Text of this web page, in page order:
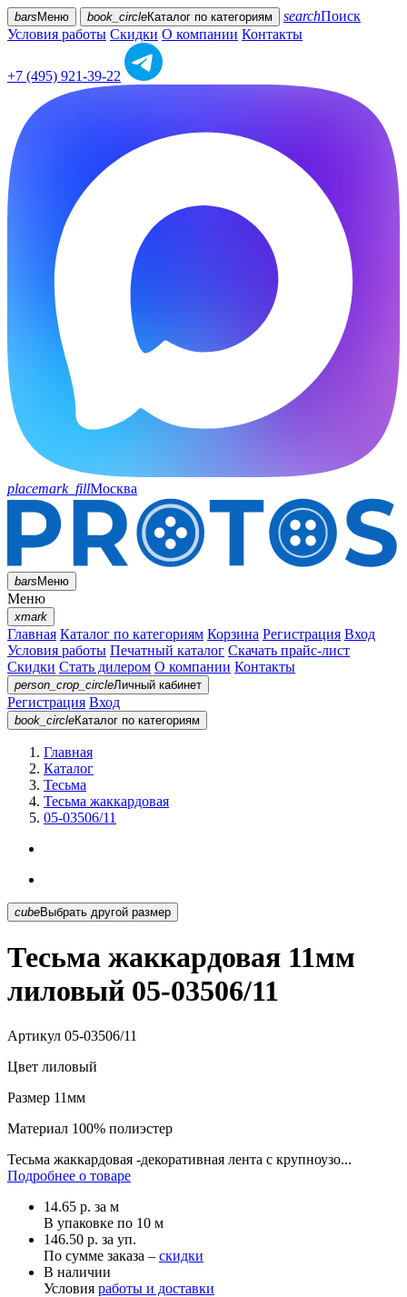
bars Меню book_circleКаталог по категориям searchПоиск
Условия работы Скидки О компании Контакты
+7 (495) 921-39-22
placemark_fillМосква
barsМеню
Меню
xmark
Главная Каталог по категориям Корзина Регистрация Вход
Условия работы Печатный каталог Скачать прайс-лист
Скидки Стать дилером О компании Контакты
person_crop_circleЛичный кабинет
Регистрация Вход
book_circleКаталог по категориям
Главная
Каталог
Тесьма
Тесьма жаккардовая
05-03506/11
cubeВыбрать другой размер
Тесьма жаккардовая 11мм
лиловый 05-03506/11
Артикул 05-03506/11
Цвет лиловый
Размер 11мм
Материал 100% полиэстер
Тесьма жаккардовая -декоративная лента с крупноузо...
Подробнее о товаре
14.65 р. за м
В упаковке по 10 м
146.50 р. за уп.
По сумме заказа – скидки
В наличии
Условия работы и доставки